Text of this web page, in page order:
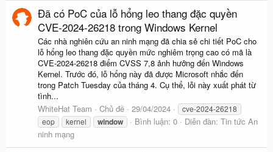
Đã có PoC của lỗ hổng leo thang đặc quyền
CVE-2024-26218 trong Windows Kernel
Các nhà nghiên cứu an ninh mạng đã chia sẻ chi tiết PoC cho
lỗ hổng leo thang đặc quyền mức nghiêm trọng cao có mã là
CVE-2024-26218 điểm CVSS 7,8 ảnh hưởng đến Windows
Kernel. Trước đó, lỗ hổng này đã được Microsoft nhắc đến
trong Patch Tuesday của tháng 4. Cụ thể, lỗi này xuất phát từ
tình...
WhiteHat Team
Chủ đề 29/04/2024
cve-2024-26218
eop
kernel window Bình luận: 0 Diễn đàn: Tin tức An
ninh mạng